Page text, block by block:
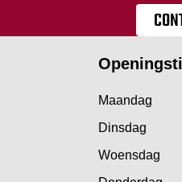
Maandag
Dinsdag
Woensdag